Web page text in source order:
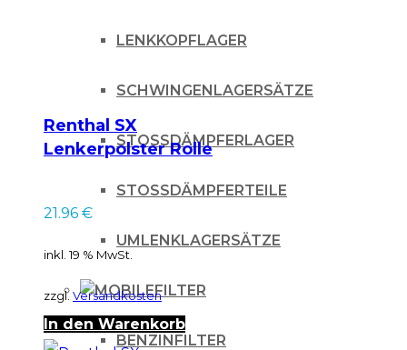
LENKKOPFLAGER
SCHWINGENLAGERSÄTZE
STOSSDÄMPFERLAGER
STOSSDÄMPFERTEILE
UMLENKLAGERSÄTZE
FILTER
BENZINFILTER
Renthal SX
Lenkerpolster Rolle
21.96 €
inkl. 19 % MwSt.
zzgl.Versandkosten
In den Warenkorb